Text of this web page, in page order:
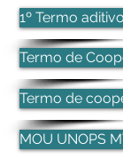
1º Termo
Termo de
Termo de
MOU UNOPS